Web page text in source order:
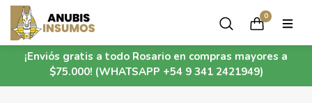
¡Enviós gratis a todo Rosario en compras mayores a
$75.000! (WHATSAPP +54 9 341 2421949)
0